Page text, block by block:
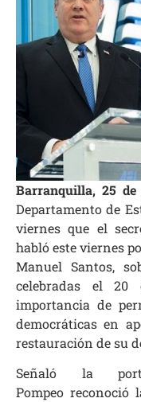
Barranquilla, 25 de
Departamento de
viernes que el
habló este viernes
Manuel Santos,
celebradas el
importancia de
democráticas en
restauración de su
Señaló la
Pompeo reconoció